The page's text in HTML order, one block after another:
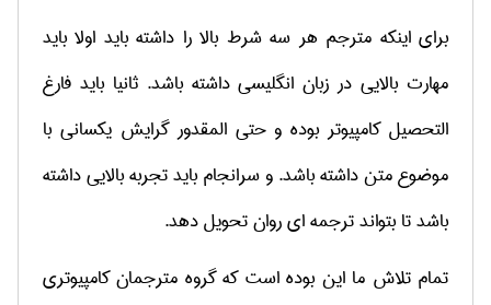
برای اینکه مترجم هر سه شرط بالا را داشته باید اولا باید
مهارت بالایی در زبان انگلیسی داشته باشد. ثانیا باید فارغ
التحصیل کامپیوتر بوده و حتی المقدور گرایش یکسانی با
موضوع متن داشته باشد. و سرانجام باید تجربه بالایی داشته
باشد تا بتواند ترجمه ای روان تحویل دهد.
تمام تلاش ما این بوده است که گروه مترجمان کامپیوتری